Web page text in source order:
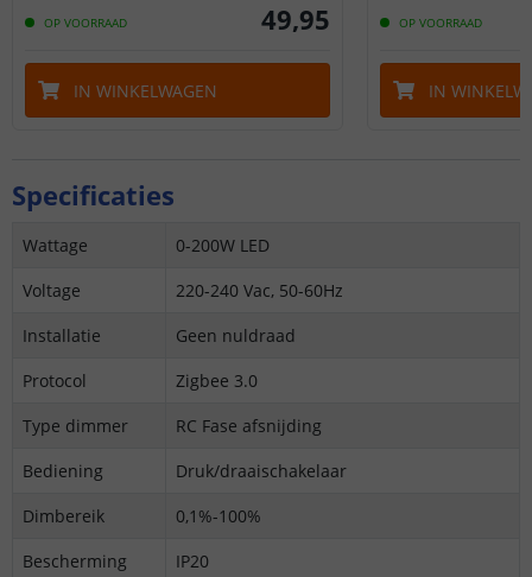
OP VOORRAAD 49,95
IN WINKELWAGEN
OP VOORRAAD
IN
Specificaties
Wattage
0-200W LED
Voltage
220-240 Vac, 50-60Hz
Installatie
Geen nuldraad
Protocol
Zigbee 3.0
Type dimmer
RC Fase afsnijding
Bediening
Druk/draaischakelaar
Dimbereik
0,1%-100%
Bescherming
IP20